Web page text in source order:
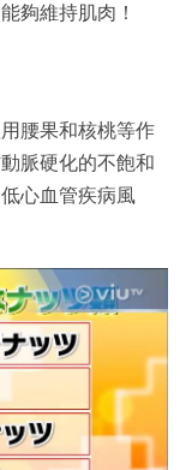
夠維持肌肉！
腰果和核桃等作
脈硬化的不飽和
心血管疾病風